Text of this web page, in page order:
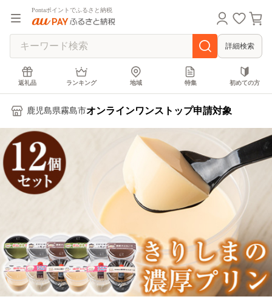
Pontaポイントでふるさと納税
詳細検索
返礼品 ランキング 地域 特集 初めての方
鹿児島県霧島市オンラインワンストップ申請対象